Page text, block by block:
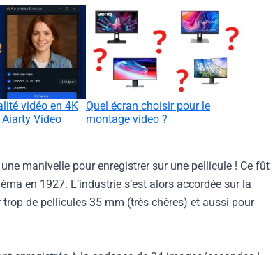
vidéo en 4K
Video
Quel écran choisir pour le
montage video ?
manivelle pour enregistrer sur une pellicule ! Ce fût
en 1927. L’industrie s’est alors accordée sur la
de pellicules 35 mm (très chères) et aussi pour